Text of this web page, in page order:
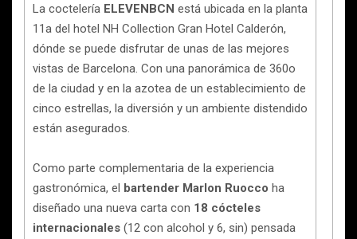
La coctelería ELEVENBCN está ubicada en la planta
11a del hotel NH Collection Gran Hotel Calderón,
dónde se puede disfrutar de unas de las mejores
vistas de Barcelona. Con una panorámica de 360o
de la ciudad y en la azotea de un establecimiento de
cinco estrellas, la diversión y un ambiente distendido
están asegurados.
Como parte complementaria de la experiencia
gastronómica, el
bartender Marlon Ruocco ha
diseñado una nueva carta con 18 cócteles
internacionales (12 con alcohol y 6, sin) pensada